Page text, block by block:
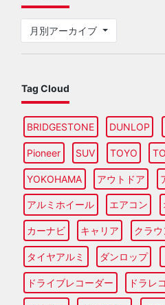
月別アーカイブ
Tag Cloud
BRIDGESTONE DUNLOP
Pioneer SUV TOYO
YOKOHAMA アウトドア
アルミホイール エアコン
カーナビ キャリア クラウ
タイヤアルミ ダンロップ
ドライブレコーダー ドラレコ